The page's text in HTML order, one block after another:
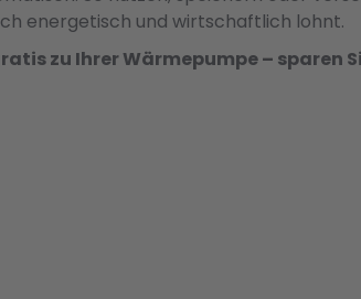
energetisch und wirtschaftlich lohnt.
zu Ihrer Wärmepumpe – sparen